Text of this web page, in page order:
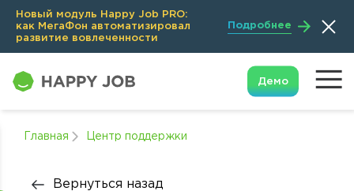
Новый модуль Happy Job PRO:
как МегаФон автоматизировал
развитие вовлеченности
Подробнее
Демо
Главная Центр поддержки
Вернуться назад